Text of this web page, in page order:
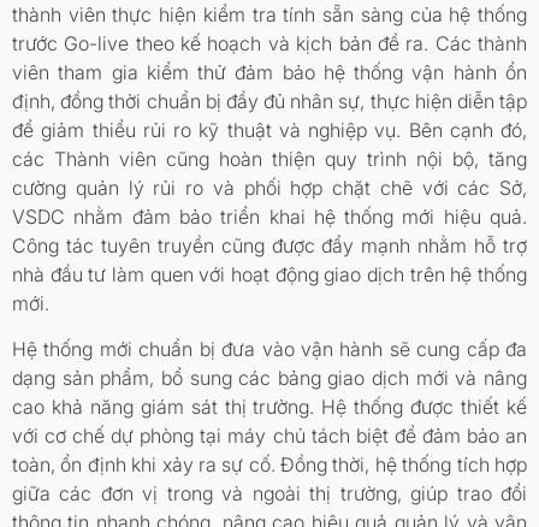
thành viên thực hiện kiểm tra tính sẵn sàng của hệ thống
trước Go-live theo kế hoạch và kịch bản đề ra. Các thành
viên tham gia kiểm thử đảm bảo hệ thống vận hành ổn
định, đồng thời chuẩn bị đầy đủ nhân sự, thực hiện diễn tập
để giảm thiểu rủi ro kỹ thuật và nghiệp vụ. Bên cạnh đó,
các Thành viên cũng hoàn thiện quy trình nội bộ, tăng
cường quản lý rủi ro và phối hợp chặt chẽ với các Sở,
VSDC nhằm đảm bảo triển khai hệ thống mới hiệu quả.
Công tác tuyên truyền cũng được đẩy mạnh nhằm hỗ trợ
nhà đầu tư làm quen với hoạt động giao dịch trên hệ thống
mới.
Hệ thống mới chuẩn bị đưa vào vận hành sẽ cung cấp đa
dạng sản phẩm, bổ sung các bảng giao dịch mới và nâng
cao khả năng giám sát thị trường. Hệ thống được thiết kế
với cơ chế dự phòng tại máy chủ tách biệt để đảm bảo an
toàn, ổn định khi xảy ra sự cố. Đồng thời, hệ thống tích hợp
giữa các đơn vị trong và ngoài thị trường, giúp trao đổi